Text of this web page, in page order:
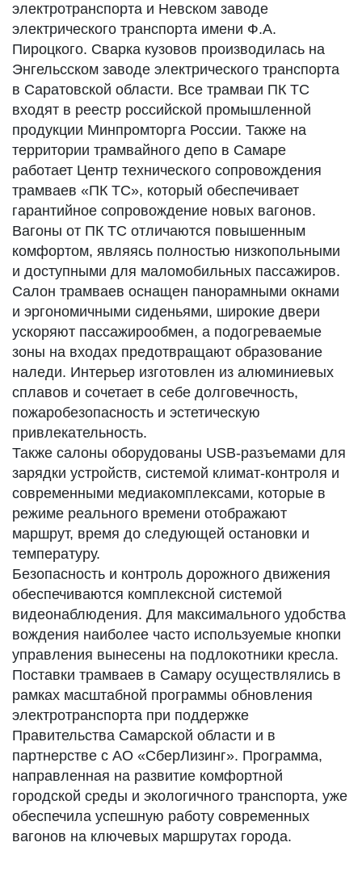
электротранспорта и Невском заводе
электрического транспорта имени Ф.А.
Пироцкого. Сварка кузовов производилась на
Энгельсском заводе электрического транспорта
в Саратовской области. Все трамваи ПК ТС
входят в реестр российской промышленной
продукции Минпромторга России. Также на
территории трамвайного депо в Самаре
работает Центр технического сопровождения
трамваев «ПК ТС», который обеспечивает
гарантийное сопровождение новых вагонов.
Вагоны от ПК ТС отличаются повышенным
комфортом, являясь полностью низкопольными
и доступными для маломобильных пассажиров.
Салон трамваев оснащен панорамными окнами
и эргономичными сиденьями, широкие двери
ускоряют пассажирообмен, а подогреваемые
зоны на входах предотвращают образование
наледи. Интерьер изготовлен из алюминиевых
сплавов и сочетает в себе долговечность,
пожаробезопасность и эстетическую
привлекательность.
Также салоны оборудованы USB-разъемами для
зарядки устройств, системой климат-контроля и
современными медиакомплексами, которые в
режиме реального времени отображают
маршрут, время до следующей остановки и
температуру.
Безопасность и контроль дорожного движения
обеспечиваются комплексной системой
видеонаблюдения. Для максимального удобства
вождения наиболее часто используемые кнопки
управления вынесены на подлокотники кресла.
Поставки трамваев в Самару осуществлялись в
рамках масштабной программы обновления
электротранспорта при поддержке
Правительства Самарской области и в
партнерстве с АО «СберЛизинг». Программа,
направленная на развитие комфортной
городской среды и экологичного транспорта, уже
обеспечила успешную работу современных
вагонов на ключевых маршрутах города.